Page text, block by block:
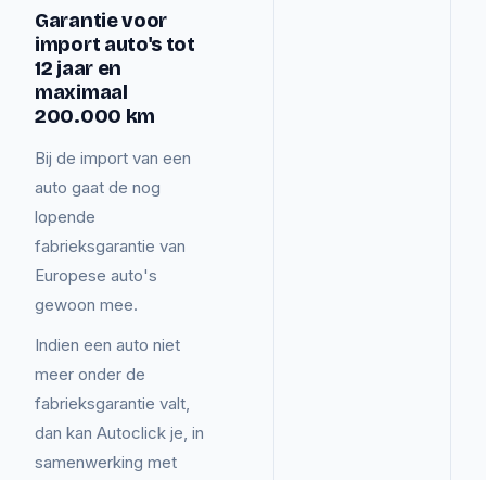
Garantie voor
import auto's tot
12 jaar en
maximaal
200.000 km
Bij de import van een
auto gaat de nog
lopende
fabrieksgarantie van
Europese auto's
gewoon mee.
Indien een auto niet
meer onder de
fabrieksgarantie valt,
dan kan Autoclick je, in
samenwerking met